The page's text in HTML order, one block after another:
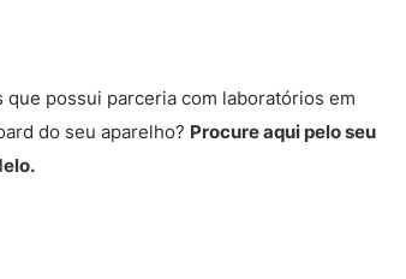
que possui parceria com laboratórios em
do seu aparelho? Procure aqui pelo seu